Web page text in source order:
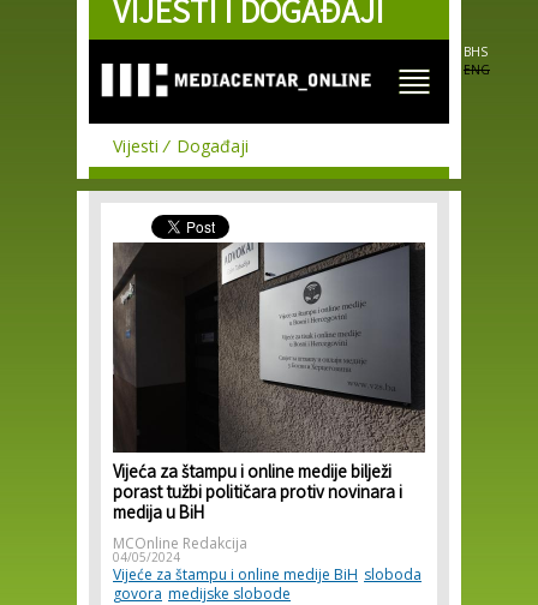
Skip to
main
VIJESTI I DOGAĐAJI
BHS
ENG
Vijesti Događaji
Vijeća za štampu i online medije bilježi
porast tužbi političara protiv novinara i
medija u BiH
MCOnline Redakcija
04/05/2024
Vijeće za štampu i online medije BiH sloboda
govora medijske slobode